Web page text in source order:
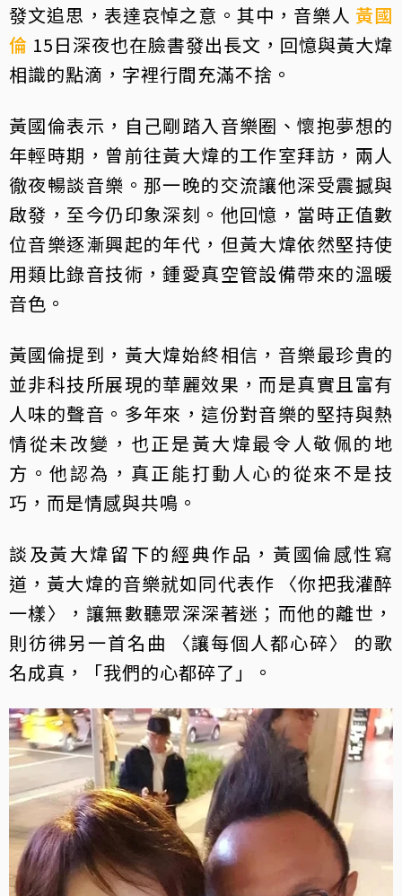
發文追思，表達哀悼之意。其中，音樂人 黃國
倫 15日深夜也在臉書發出長文，回憶與黃大煒
相識的點滴，字裡行間充滿不捨。
黃國倫表示，自己剛踏入音樂圈、懷抱夢想的
年輕時期，曾前往黃大煒的工作室拜訪，兩人
徹夜暢談音樂。那一晚的交流讓他深受震撼與
啟發，至今仍印象深刻。他回憶，當時正值數
位音樂逐漸興起的年代，但黃大煒依然堅持使
用類比錄音技術，鍾愛真空管設備帶來的溫暖
音色。
黃國倫提到，黃大煒始終相信，音樂最珍貴的
並非科技所展現的華麗效果，而是真實且富有
人味的聲音。多年來，這份對音樂的堅持與熱
情從未改變，也正是黃大煒最令人敬佩的地
方。他認為，真正能打動人心的從來不是技
巧，而是情感與共鳴。
談及黃大煒留下的經典作品，黃國倫感性寫
道，黃大煒的音樂就如同代表作 〈你把我灌醉
一樣〉，讓無數聽眾深深著迷；而他的離世，
則彷彿另一首名曲 〈讓每個人都心碎〉 的歌
名成真，「我們的心都碎了」。